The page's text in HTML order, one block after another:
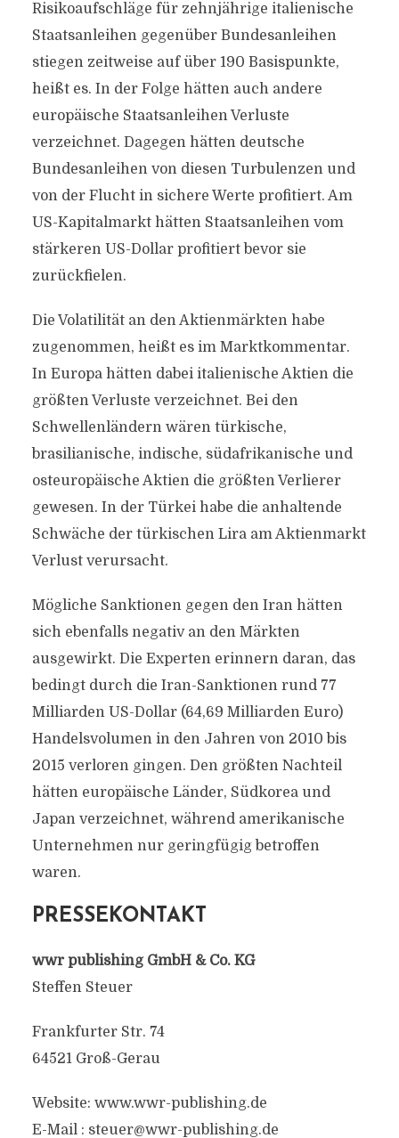
Risikoaufschläge für zehnjährige italienische
Staatsanleihen gegenüber Bundesanleihen
stiegen zeitweise auf über 190 Basispunkte,
heißt es. In der Folge hätten auch andere
europäische Staatsanleihen Verluste
verzeichnet. Dagegen hätten deutsche
Bundesanleihen von diesen Turbulenzen und
von der Flucht in sichere Werte profitiert. Am
US-Kapitalmarkt hätten Staatsanleihen vom
stärkeren US-Dollar profitiert bevor sie
zurückfielen.
Die Volatilität an den Aktienmärkten habe
zugenommen, heißt es im Marktkommentar.
In Europa hätten dabei italienische Aktien die
größten Verluste verzeichnet. Bei den
Schwellenländern wären türkische,
brasilianische, indische, südafrikanische und
osteuropäische Aktien die größten Verlierer
gewesen. In der Türkei habe die anhaltende
Schwäche der türkischen Lira am Aktienmarkt
Verlust verursacht.
Mögliche Sanktionen gegen den Iran hätten
sich ebenfalls negativ an den Märkten
ausgewirkt. Die Experten erinnern daran, das
bedingt durch die Iran-Sanktionen rund 77
Milliarden US-Dollar (64,69 Milliarden Euro)
Handelsvolumen in den Jahren von 2010 bis
2015 verloren gingen. Den größten Nachteil
hätten europäische Länder, Südkorea und
Japan verzeichnet, während amerikanische
Unternehmen nur geringfügig betroffen
waren.
PRESSEKONTAKT
wwr publishing GmbH & Co. KG
Steffen Steuer
Frankfurter Str. 74
64521 Groß-Gerau
Website: www.wwr-publishing.de
E-Mail : steuer@wwr-publishing.de